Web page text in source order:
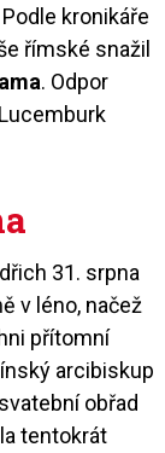
kronikáře
římské snažil
. Odpor
31. srpna
v léno, načež
přítomní
arcibiskup
obřad
tentokrát